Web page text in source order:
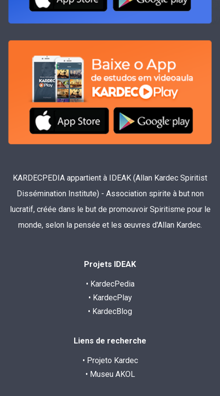
KARDECPEDIA appartient à IDEAK (Allan Kardec Spiritist
Dissémination Institute) - Association spirite à but non
lucratif, créée dans le but de promouvoir Spiritisme pour le
monde, selon la pensée et les œuvres d'Allan Kardec.
Projets IDEAK
• KardecPedia
• KardecPlay
• KardecBlog
Liens de recherche
• Projeto Kardec
• Museu AKOL